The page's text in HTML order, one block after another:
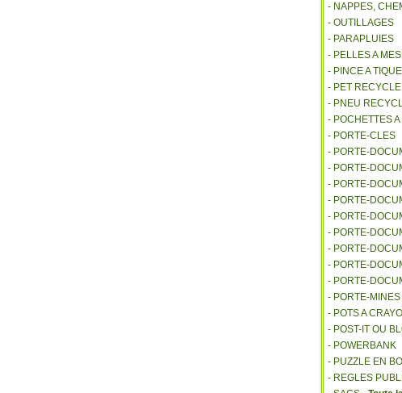
- NAPPES,
- OUTILLAGES
- PARAPLUIES
- PELLES A
- PINCE A TIQUE
- PET RECYCLE
- PNEU
- POCHETTES
- PORTE-CLES
- PORTE-
- PORTE-
- PORTE-
- PORTE-
- PORTE-
- PORTE-
- PORTE-
- PORTE-
- PORTE-
- PORTE-MINES
- POTS A
- POST-IT OU
- POWERBANK
- PUZZLE EN
- REGLES